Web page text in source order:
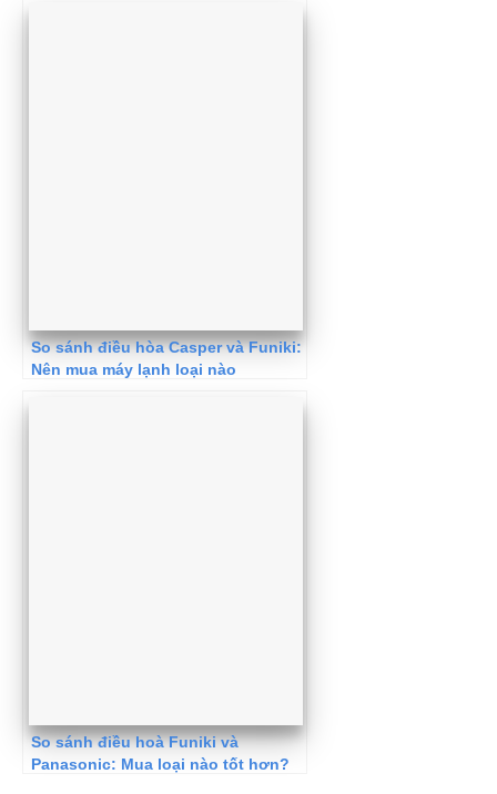
So sánh điều hòa Casper và Funiki:
Nên mua máy lạnh loại nào
So sánh điều hoà Funiki và
Panasonic: Mua loại nào tốt hơn?